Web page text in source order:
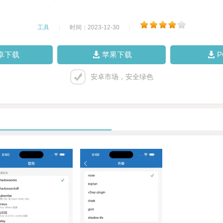
工具 时间：2023-12-30
下载 苹果下载
安卓市场，安全绿色